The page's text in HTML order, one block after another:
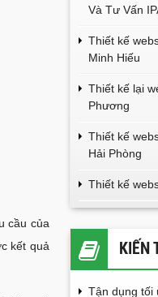
cầu của
kết quả
Và Tư Vấn
Thiết kế
Minh Hiếu
Thiết kế lại
Phương
Thiết kế
Hải Phòng
Thiết kế
KIẾN
Tận dụng tối